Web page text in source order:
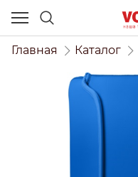
Главная Каталог